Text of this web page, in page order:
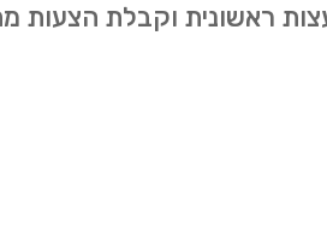
ראשונית וקבלת הצעות